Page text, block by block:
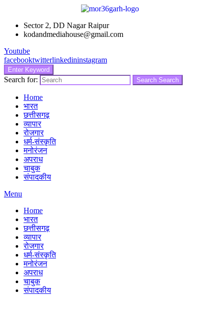
Sector 2, DD Nagar Raipur
kodandmediahouse@gmail.com
Youtube
facebooktwitterlinkedininstagram
Enter Keyword
Search for: Search Search
Home
भारत
छत्तीसगढ़
व्यापार
रोजगार
धर्म-संस्कृति
मनोरंजन
अपराध
चाबुक
संपादकीय
Menu
Home
भारत
छत्तीसगढ़
व्यापार
रोजगार
धर्म-संस्कृति
मनोरंजन
अपराध
चाबुक
संपादकीय